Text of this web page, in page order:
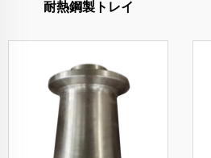
耐熱鋼製トレイ